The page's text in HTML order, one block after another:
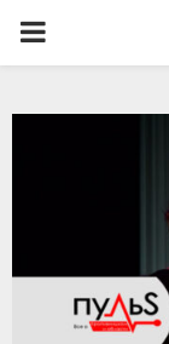
PRIMARY